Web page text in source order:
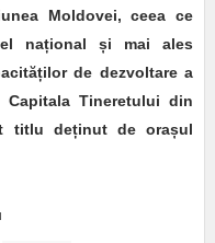
Moldovei, ceea ce
național și mai ales
de dezvoltare a
Capitala Tineretului din
titlu deținut de orașul